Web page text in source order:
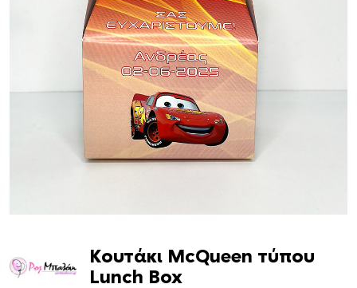
Κουτάκι McQueen τύπου
Lunch Box